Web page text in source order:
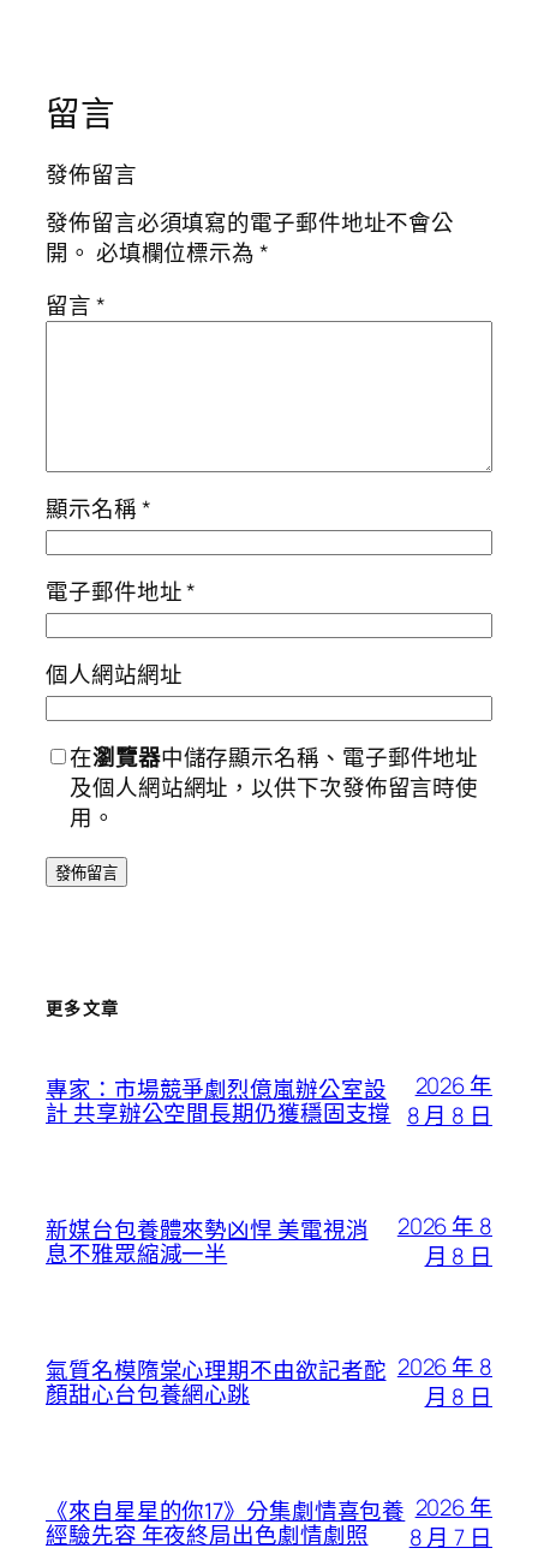
留言
發佈留言
發佈留言必須填寫的電子郵件地址不會公
開。 必填欄位標示為*
留言*
顯示名稱*
電子郵件地址*
個人網站網址
在瀏覽器中儲存顯示名稱、電子郵件地址
及個人網站網址，以供下次發佈留言時使
用。
更多文章
專家：市場競爭劇烈億嵐辦公室設
計 共享辦公空間長期仍獲穩固支撐
2026 年
8 月 8 日
新媒台包養體來勢凶悍 美電視消
息不雅眾縮減一半
2026 年 8
月 8 日
氣質名模隋棠心理期不由欲記者酡
顏甜心台包養網心跳
2026 年 8
月 8 日
《來自星星的你17》分集劇情喜包養
經驗先容 年夜終局出色劇情劇照
2026 年
8 月 7 日